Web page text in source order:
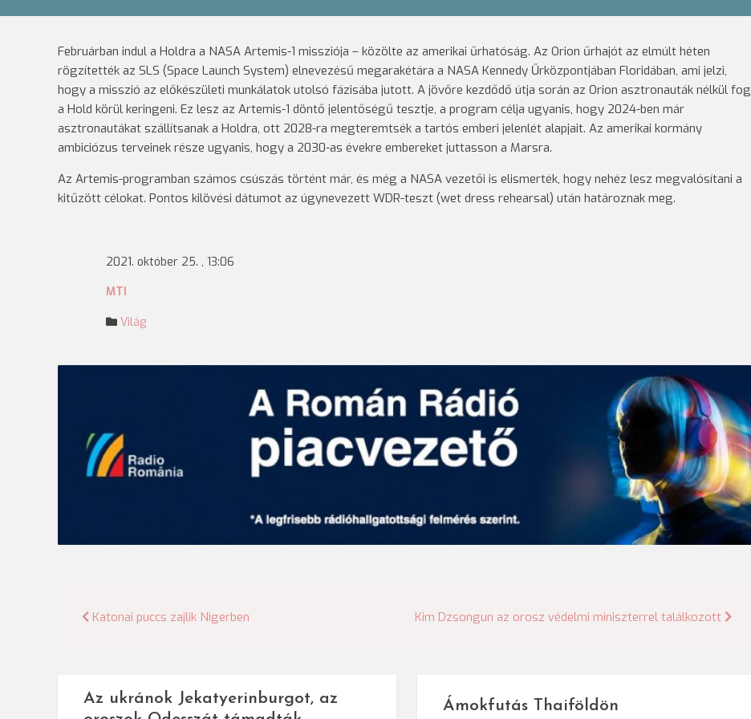
Februárban indul a Holdra a NASA Artemis-1 missziója – közölte az amerikai űrhatóság. Az Orion űrhajót az elmúlt héten
rögzítették az SLS (Space Launch System) elnevezésű megarakétára a NASA Kennedy Űrközpontjában Floridában, ami jelzi,
hogy a misszió az előkészületi munkálatok utolsó fázisába jutott. A jövőre kezdődő útja során az Orion asztronauták nélkül fog
a Hold körül keringeni. Ez lesz az Artemis-1 döntő jelentőségű tesztje, a program célja ugyanis, hogy 2024-ben már
asztronautákat szállítsanak a Holdra, ott 2028-ra megteremtsék a tartós emberi jelenlét alapjait. Az amerikai kormány
ambiciózus terveinek része ugyanis, hogy a 2030-as évekre embereket juttasson a Marsra.
Az Artemis-programban számos csúszás történt már, és még a NASA vezetői is elismerték, hogy nehéz lesz megvalósítani a
kitűzött célokat. Pontos kilövési dátumot az úgynevezett WDR-teszt (wet dress rehearsal) után határoznak meg.
2021. október 25. , 13:06
MTI
Világ
Bejegyzés
Katonai puccs zajlik Nigerben Kim Dzsongun az orosz védelmi miniszterrel találkozott
Az ukránok Jekatyerinburgot, az
Ámokfutás Thaiföldön